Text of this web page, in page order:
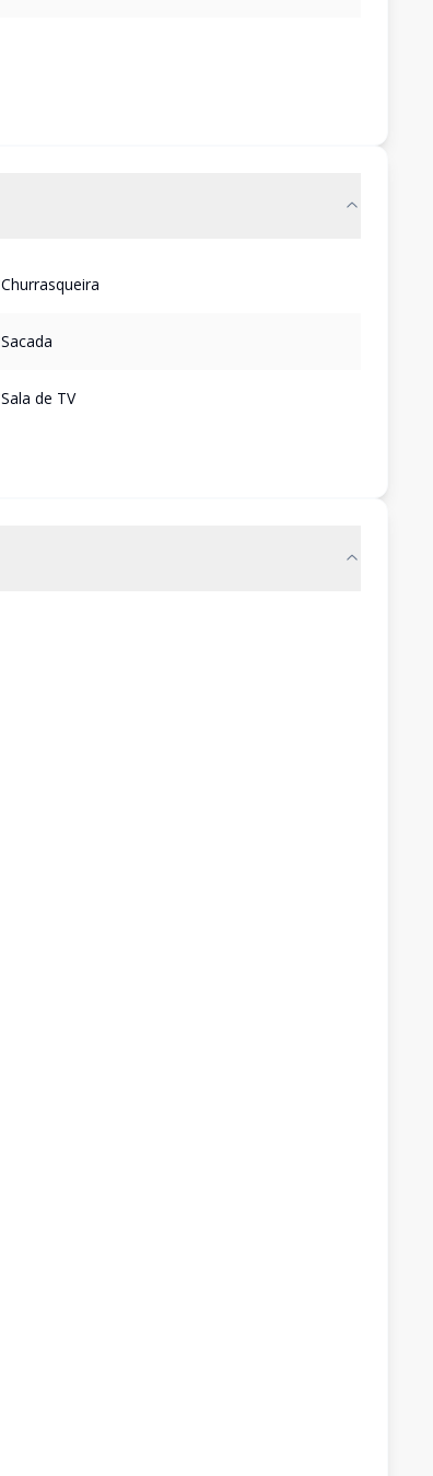
Churrasqueira
Sacada
Sala de TV